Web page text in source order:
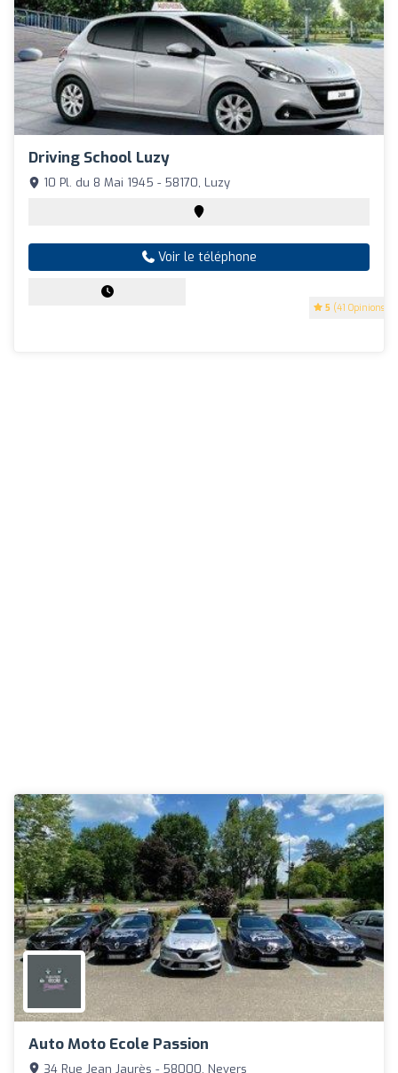
Driving School Luzy
5 (41 Opinions)
10 Pl. du 8 Mai 1945 - 58170, Luzy
Voir le téléphone
Auto Moto Ecole Passion
34 Rue Jean Jaurès - 58000, Nevers